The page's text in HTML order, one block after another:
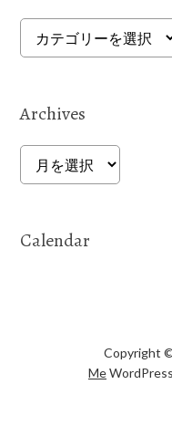
Categories
Archives
Archives
Calendar
Copyright
Me